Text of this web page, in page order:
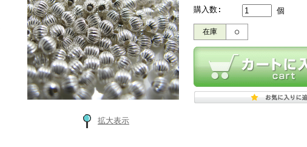
拡大表示
購入数: 個
在庫 ○